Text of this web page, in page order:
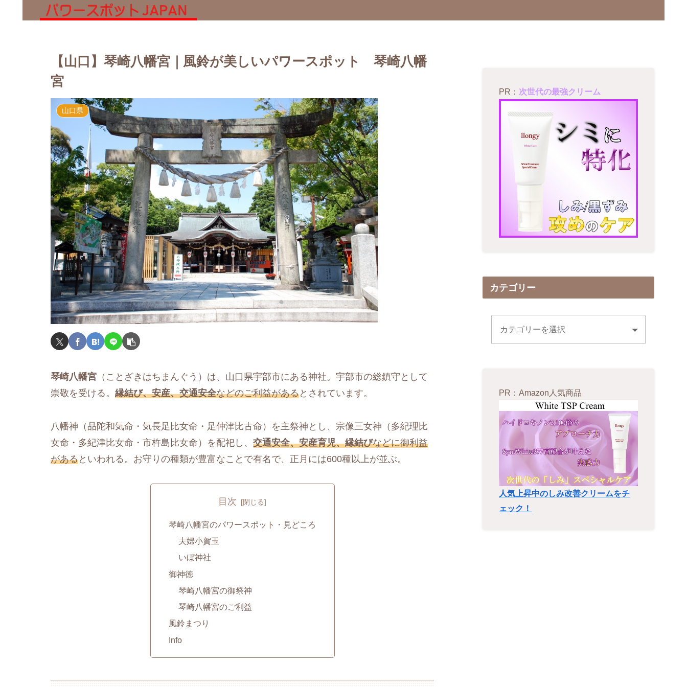
【山口】琴崎八幡宮｜風鈴が美しいパワースポット 琴崎八幡
宮
山口県
琴崎八幡宮 （ことざきはちまんぐう）は、山口県宇部市にある神社。宇部市の総鎮守として
崇敬を受ける。 縁結び、安産、交通安全などのご利益があるとされています。
八幡神（品陀和気命・気長足比女命・足仲津比古命）を主祭神とし、宗像三女神（多紀理比
女命・多紀津比女命・市杵島比女命）を配祀し、 交通安全、安産育児、縁結びなどに御利益
があるといわれる。お守りの種類が豊富なことで有名で、正月には600種以上が並ぶ。
目次
琴崎八幡宮のパワースポット・見どころ
夫婦小賀玉
いぼ神社
御神徳
琴崎八幡宮の御祭神
琴崎八幡宮のご利益
風鈴まつり
Info
PR： 次世代の最強クリーム
カテゴリー
PR：Amazon人気商品
人気上昇中のしみ改善クリームをチ
ェック！